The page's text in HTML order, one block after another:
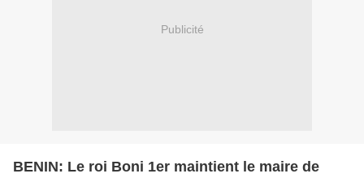
Publicité
BENIN: Le roi Boni 1er maintient le maire de